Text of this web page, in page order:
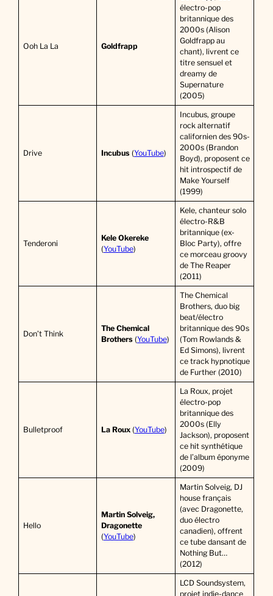
Ooh La La Goldfrapp
électro-pop
britannique des
2000s (Alison
Goldfrapp au
chant), livrent ce
titre sensuel et
dreamy de
Supernature
(2005)
Drive Incubus(YouTube)
Incubus, groupe
rock alternatif
californien des 90s-
2000s (Brandon
Boyd), proposent ce
hit introspectif de
Make Yourself
(1999)
Tenderoni
Kele Okereke
(YouTube)
Kele, chanteur solo
électro-R&B
britannique (ex-
Bloc Party), offre
ce morceau groovy
de The Reaper
(2011)
Don’t Think
The Chemical
Brothers(YouTube)
The Chemical
Brothers, duo big
beat/électro
britannique des 90s
(Tom Rowlands &
Ed Simons), livrent
ce track hypnotique
de Further (2010)
Bulletproof La Roux(YouTube)
La Roux, projet
électro-pop
britannique des
2000s (Elly
Jackson), proposent
ce hit synthétique
de l’album éponyme
(2009)
Hello
Martin Solveig,
Dragonette
(YouTube)
Martin Solveig, DJ
house français
(avec Dragonette,
duo électro
canadien), offrent
ce tube dansant de
Nothing But…
(2012)
LCD Soundsystem,
projet indie-dance